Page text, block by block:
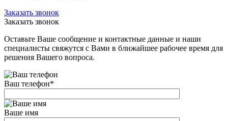
Заказать звонок
Заказать звонок
Оставьте Ваше сообщение и контактные данные и наши
специалисты свяжутся с Вами в ближайшее рабочее время для
решения Вашего вопроса.
Ваш телефон*
Ваше имя